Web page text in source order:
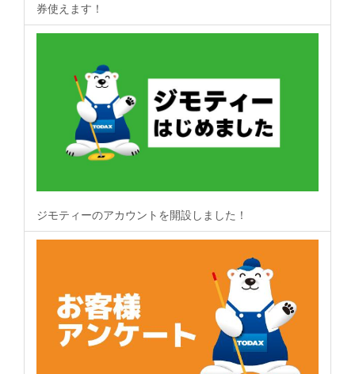
券使えます！
ジモティーのアカウントを開設しました！